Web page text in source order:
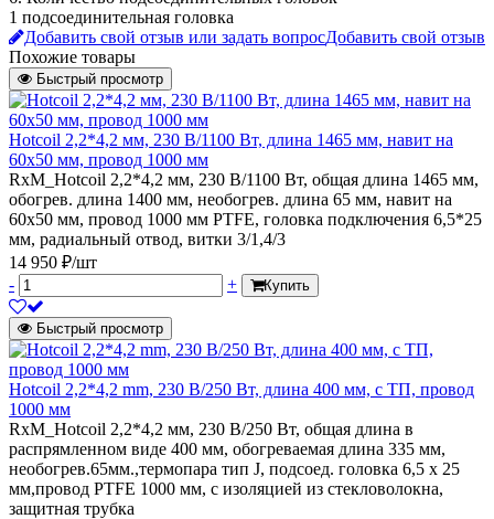
1 подсоединительная головка
Добавить свой отзыв или задать вопросДобавить свой отзыв
Похожие товары
Быстрый просмотр
Hotcoil 2,2*4,2 мм, 230 В/1100 Вт, длина 1465 мм, навит на
60х50 мм, провод 1000 мм
RxM_Hotcoil 2,2*4,2 мм, 230 В/1100 Вт, общая длина 1465 мм,
обогрев. длина 1400 мм, необогрев. длина 65 мм, навит на
60х50 мм, провод 1000 мм PTFE, головка подключения 6,5*25
мм, радиальный отвод, витки 3/1,4/3
14 950 ₽/шт
-
+ Купить
Быстрый просмотр
Hotcoil 2,2*4,2 mm, 230 В/250 Вт, длина 400 мм, с ТП, провод
1000 мм
RxM_Hotcoil 2,2*4,2 мм, 230 В/250 Вт, общая длина в
распрямленном виде 400 мм, обогреваемая длина 335 мм,
необогрев.65мм.,термопара тип J, подсоед. головка 6,5 х 25
мм,провод PTFE 1000 мм, с изоляцией из стекловолокна,
защитная трубка